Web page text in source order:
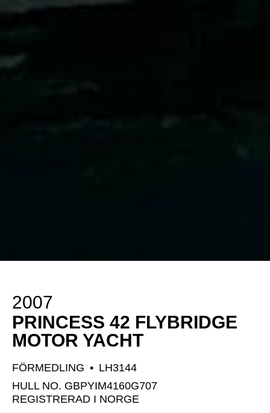
2007
PRINCESS 42 FLYBRIDGE
MOTOR YACHT
FÖRMEDLING • LH3144
HULL NO. GBPYIM4160G707
REGISTRERAD I NORGE